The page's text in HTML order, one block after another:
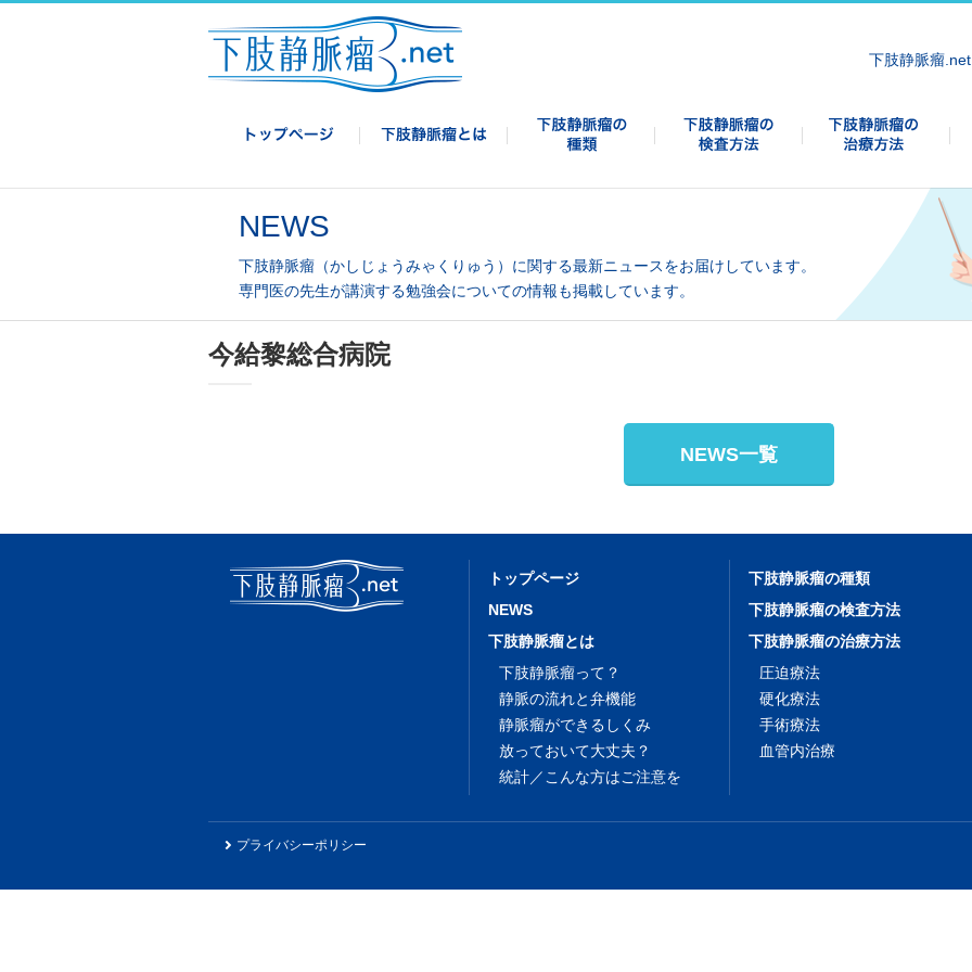
下肢静脈瘤.net
NEWS
下肢静脈瘤（かしじょうみゃくりゅう）に関する最新ニュースをお届けしています。
専門医の先生が講演する勉強会についての情報も掲載しています。
今給黎総合病院
NEWS一覧
トップページ
NEWS
下肢静脈瘤とは
下肢静脈瘤って？
静脈の流れと弁機能
静脈瘤ができるしくみ
放っておいて大丈夫？
統計／こんな方はご注意を
下肢静脈瘤の種類
下肢静脈瘤の検査方法
下肢静脈瘤の治療方法
圧迫療法
硬化療法
手術療法
血管内治療
プライバシーポリシー